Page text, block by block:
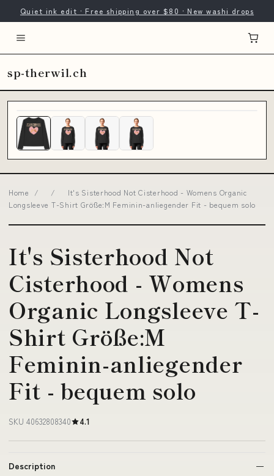
Quiet ink edit · Free shipping over $80 · New washi drops
sp-therwil.ch
Home / /
It's Sisterhood Not Cisterhood - Womens Organic
Longsleeve T-Shirt Größe:M Feminin-anliegender Fit - bequem solo
It's Sisterhood Not
Cisterhood - Womens
Organic Longsleeve T-
Shirt Größe:M
Feminin-anliegender
Fit - bequem solo
SKU 40632808340 4.1
Description